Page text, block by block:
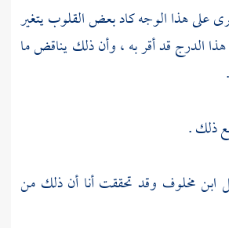
على هذا الوجه كاد بعض القلوب يتغير
الدرج قد أقر به ، وأن ذلك يناقض ما
ذلك .
ابن مخلوف وقد تحققت أنا أن ذلك من